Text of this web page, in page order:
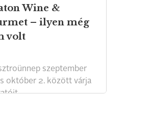
Wine &
– ilyen még
volt
szeptember
október 2. között várja